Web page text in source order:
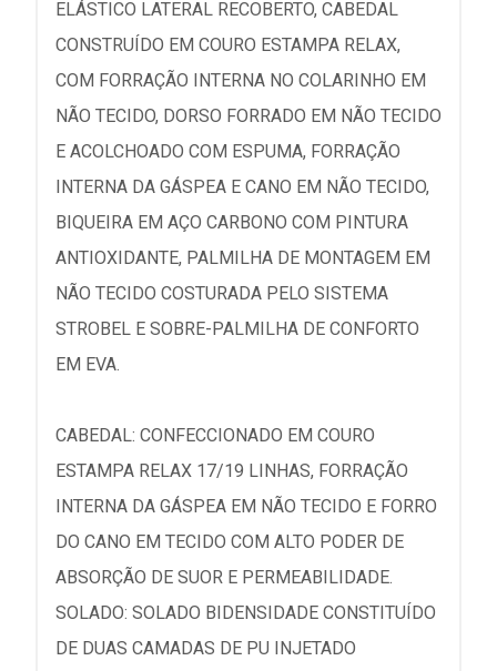
ELÁSTICO LATERAL RECOBERTO, CABEDAL
CONSTRUÍDO EM COURO ESTAMPA RELAX,
COM FORRAÇÃO INTERNA NO COLARINHO EM
NÃO TECIDO, DORSO FORRADO EM NÃO TECIDO
E ACOLCHOADO COM ESPUMA, FORRAÇÃO
INTERNA DA GÁSPEA E CANO EM NÃO TECIDO,
BIQUEIRA EM AÇO CARBONO COM PINTURA
ANTIOXIDANTE, PALMILHA DE MONTAGEM EM
NÃO TECIDO COSTURADA PELO SISTEMA
STROBEL E SOBRE-PALMILHA DE CONFORTO
EM EVA.
CABEDAL: CONFECCIONADO EM COURO
ESTAMPA RELAX 17/19 LINHAS, FORRAÇÃO
INTERNA DA GÁSPEA EM NÃO TECIDO E FORRO
DO CANO EM TECIDO COM ALTO PODER DE
ABSORÇÃO DE SUOR E PERMEABILIDADE.
SOLADO: SOLADO BIDENSIDADE CONSTITUÍDO
DE DUAS CAMADAS DE PU INJETADO